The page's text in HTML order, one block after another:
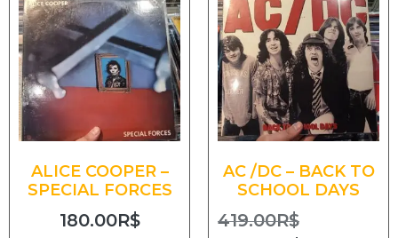
ALICE COOPER –
SPECIAL FORCES
180.00R$
AC /DC – BACK TO
SCHOOL DAYS
419.00R$